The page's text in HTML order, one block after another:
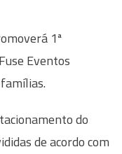
1ª
Eventos
do
de acordo com